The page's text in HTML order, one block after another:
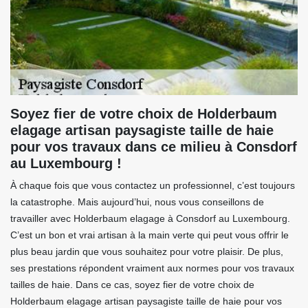
Soyez fier de votre choix de Holderbaum
elagage artisan paysagiste taille de haie
pour vos travaux dans ce milieu à Consdorf
au Luxembourg !
À chaque fois que vous contactez un professionnel, c’est toujours
la catastrophe. Mais aujourd’hui, nous vous conseillons de
travailler avec Holderbaum elagage à Consdorf au Luxembourg.
C’est un bon et vrai artisan à la main verte qui peut vous offrir le
plus beau jardin que vous souhaitez pour votre plaisir. De plus,
ses prestations répondent vraiment aux normes pour vos travaux
tailles de haie. Dans ce cas, soyez fier de votre choix de
Holderbaum elagage artisan paysagiste taille de haie pour vos